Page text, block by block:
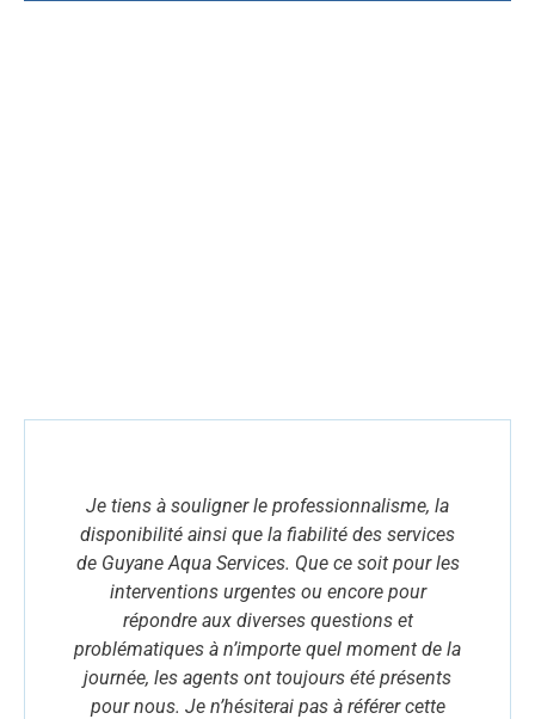
Je tiens à souligner le professionnalisme, la
disponibilité ainsi que la fiabilité des services
de Guyane Aqua Services. Que ce soit pour les
interventions urgentes ou encore pour
répondre aux diverses questions et
problématiques à n’importe quel moment de la
journée, les agents ont toujours été présents
pour nous. Je n’hésiterai pas à référer cette